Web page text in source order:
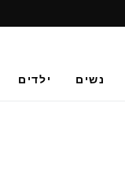
נשים ילדים